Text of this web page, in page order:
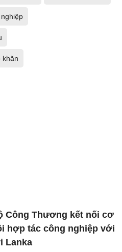
khăn
Công Thương kết nối cơ
hợp tác công nghiệp với
Lanka